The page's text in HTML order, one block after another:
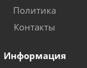
Политика
Контакты
Информация